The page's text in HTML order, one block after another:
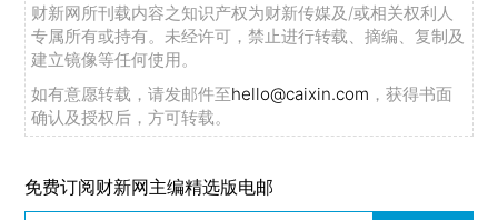
财新网所刊载内容之知识产权为财新传媒及/或相关权利人
专属所有或持有。未经许可，禁止进行转载、摘编、复制及
建立镜像等任何使用。
如有意愿转载，请发邮件至hello@caixin.com ，获得书面
确认及授权后，方可转载。
免费订阅财新网主编精选版电邮